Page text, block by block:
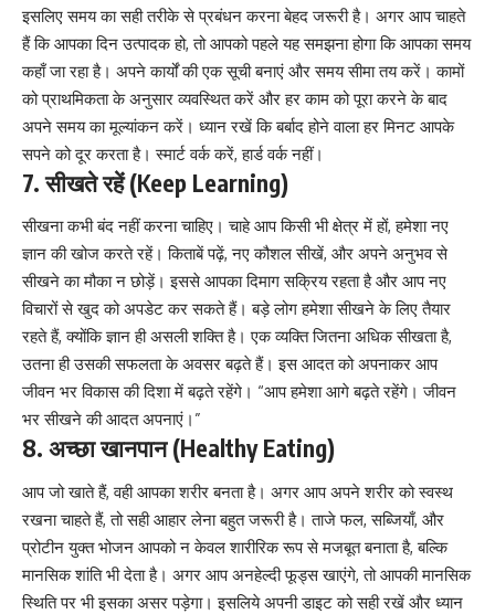
इसलिए समय का सही तरीके से प्रबंधन करना बेहद जरूरी है। अगर आप चाहते
हैं कि आपका दिन उत्पादक हो, तो आपको पहले यह समझना होगा कि आपका समय
कहाँ जा रहा है। अपने कार्यों की एक सूची बनाएं और समय सीमा तय करें। कामों
को प्राथमिकता के अनुसार व्यवस्थित करें और हर काम को पूरा करने के बाद
अपने समय का मूल्यांकन करें। ध्यान रखें कि बर्बाद होने वाला हर मिनट आपके
सपने को दूर करता है। स्मार्ट वर्क करें, हार्ड वर्क नहीं।
7. सीखते रहें (Keep Learning)
सीखना कभी बंद नहीं करना चाहिए। चाहे आप किसी भी क्षेत्र में हों, हमेशा नए
ज्ञान की खोज करते रहें। किताबें पढ़ें, नए कौशल सीखें, और अपने अनुभव से
सीखने का मौका न छोड़ें। इससे आपका दिमाग सक्रिय रहता है और आप नए
विचारों से खुद को अपडेट कर सकते हैं। बड़े लोग हमेशा सीखने के लिए तैयार
रहते हैं, क्योंकि ज्ञान ही असली शक्ति है। एक व्यक्ति जितना अधिक सीखता है,
उतना ही उसकी सफलता के अवसर बढ़ते हैं। इस आदत को अपनाकर आप
जीवन भर विकास की दिशा में बढ़ते रहेंगे। “आप हमेशा आगे बढ़ते रहेंगे। जीवन
भर सीखने की आदत अपनाएं।”
8. अच्छा खानपान (Healthy Eating)
आप जो खाते हैं, वही आपका शरीर बनता है। अगर आप अपने शरीर को स्वस्थ
रखना चाहते हैं, तो सही आहार लेना बहुत जरूरी है। ताजे फल, सब्जियाँ, और
प्रोटीन युक्त भोजन आपको न केवल शारीरिक रूप से मजबूत बनाता है, बल्कि
मानसिक शांति भी देता है। अगर आप अनहेल्दी फूड्स खाएंगे, तो आपकी मानसिक
स्थिति पर भी इसका असर पड़ेगा। इसलिये अपनी डाइट को सही रखें और ध्यान